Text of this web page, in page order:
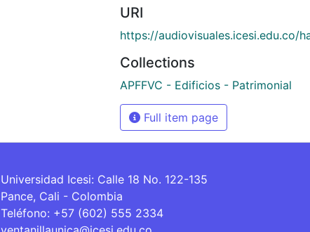
URI
https://audiovisuales.icesi.edu.co/
Collections
APFFVC - Edificios - Patrimonial
Full item page
Universidad Icesi: Calle 18 No. 122-135
Pance, Cali - Colombia
Teléfono: +57 (602) 555 2334